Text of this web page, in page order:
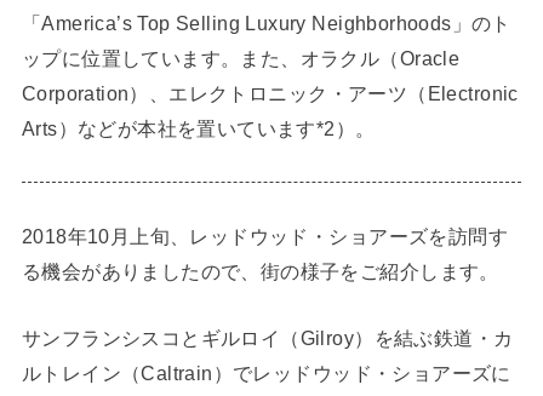
「America’s Top Selling Luxury Neighborhoods」のト
ップに位置しています。また、オラクル（Oracle
Corporation）、エレクトロニック・アーツ（Electronic
Arts）などが本社を置いています*2）。
2018年10月上旬、レッドウッド・ショアーズを訪問す
る機会がありましたので、街の様子をご紹介します。
サンフランシスコとギルロイ（Gilroy）を結ぶ鉄道・カ
ルトレイン（Caltrain）でレッドウッド・ショアーズに